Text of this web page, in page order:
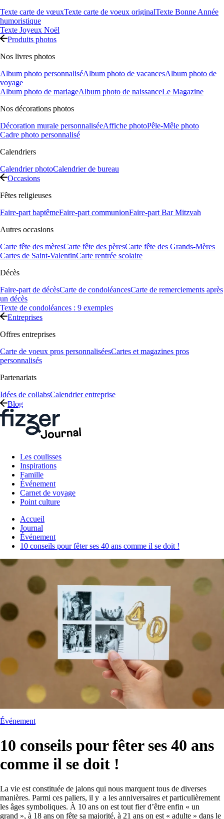
Texte carte de vœuxTexte carte de voeux originalTexte Bonne Année
humoristique
Texte Joyeux Noël
Produits photos
Nos livres photos
Album photo personnaliséAlbum photo de vacancesAlbum photo de
voyage
Album photo de mariageAlbum photo de naissanceLe Magazine
Nos décorations photos
Décoration murale personnaliséeAffiche photoPêle-Mêle photo
Cadre photo personnalisé
Calendriers
Calendrier photoCalendrier de bureau
Occasions
Fêtes religieuses
Faire-part baptêmeFaire-part communionFaire-part Bar Mitzvah
Autres occasions
Carte fête des mèresCarte fête des pèresCarte fête des Grands-Mères
Cartes de Saint-ValentinCarte rentrée scolaire
Décès
Faire-part de décèsCarte de condoléancesCarte de remerciements après
un décès
Texte de condoléances : 9 exemples
Entreprises
Offres entreprises
Carte de voeux pros personnaliséesCartes et magazines pros
personnalisés
Partenariats
Idées de collabsCalendrier entreprise
Blog
Les coulisses
Inspirations
Famille
Événement
Carnet de voyage
Point culture
Accueil
Journal
Événement
10 conseils pour fêter ses 40 ans comme il se doit !
Événement
10 conseils pour fêter ses 40 ans
comme il se doit !
La vie est constituée de jalons qui nous marquent tous de diverses
manières. Parmi ces paliers, il y a les anniversaires et particulièrement
les âges symboliques. À 10 ans on est tout fier d’être enfin « un
grand », à 18 ans on fête sa majorité, à 21 ans on est « adulte » dans le